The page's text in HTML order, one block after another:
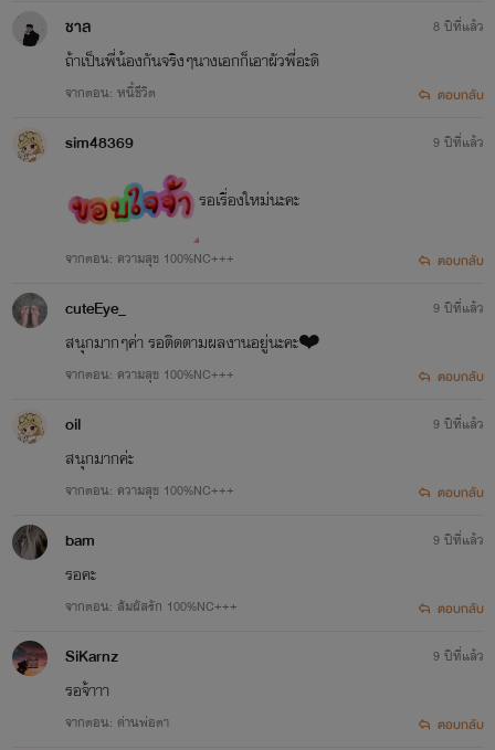
ชาล
ถ้าเป็นพี่น้องกันจริงๆนางเอกก็เอาผัวพี่อะดิ
จากตอน: หนี้ชีวิต
8 ปีที่แล้ว
ตอบกลับ
sim48369
รอเรื่องใหม่นะคะ
จากตอน: ความสุข 100%NC+++
9 ปีที่แล้ว
ตอบกลับ
cuteEye_
สนุกมากๆค่า รอติดตามผลงานอยู่นะคะ❤️
จากตอน: ความสุข 100%NC+++
9 ปีที่แล้ว
ตอบกลับ
oil
สนุกมากค่ะ
จากตอน: ความสุข 100%NC+++
9 ปีที่แล้ว
ตอบกลับ
bam
รอคะ
จากตอน: สัมผัสรัก 100%NC+++
9 ปีที่แล้ว
ตอบกลับ
SiKarnz
รอจ้าาา
จากตอน: ด่านพ่อตา
9 ปีที่แล้ว
ตอบกลับ